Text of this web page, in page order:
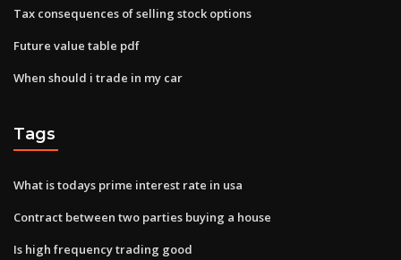
Tax consequences of selling stock options
Future value table pdf
When should i trade in my car
Tags
What is todays prime interest rate in usa
Contract between two parties buying a house
Is high frequency trading good